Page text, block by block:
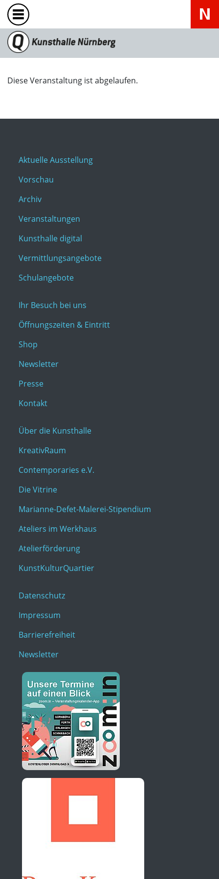
Diese Veranstaltung ist abgelaufen.
Aktuelle Ausstellung
Vorschau
Archiv
Veranstaltungen
Kunsthalle digital
Vermittlungsangebote
Schulangebote
Ihr Besuch bei uns
Öffnungszeiten & Eintritt
Shop
Newsletter
Presse
Kontakt
Über die Kunsthalle
KreativRaum
Contemporaries e.V.
Die Vitrine
Marianne-Defet-Malerei-Stipendium
Ateliers im Werkhaus
Atelierförderung
KunstKulturQuartier
Datenschutz
Impressum
Barrierefreiheit
Newsletter